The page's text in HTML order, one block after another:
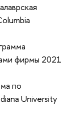
фирмы 2021
по
University